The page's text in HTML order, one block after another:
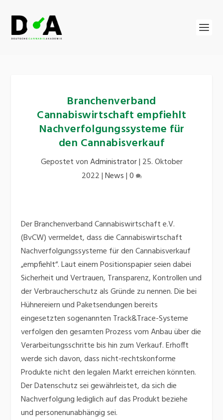
Branchenverband
Cannabiswirtschaft empfiehlt
Nachverfolgungssysteme für
den Cannabisverkauf
Gepostet vonAdministrator| 25. Oktober
2022|News|0
Der Branchenverband Cannabiswirtschaft e.V.
(BvCW) vermeldet, dass die Cannabiswirtschaft
Nachverfolgungssysteme für den Cannabisverkauf
„empfiehlt“. Laut einem Positionspapier seien dabei
Sicherheit und Vertrauen, Transparenz, Kontrollen und
der Verbraucherschutz als Gründe zu nennen. Die bei
Hühnereiern und Paketsendungen bereits
eingesetzten sogenannten Track&Trace-Systeme
verfolgen den gesamten Prozess vom Anbau über die
Verarbeitungsschritte bis hin zum Verkauf. Erhofft
werde sich davon, dass nicht-rechtskonforme
Produkte nicht den legalen Markt erreichen könnten.
Der Datenschutz sei gewährleistet, da sich die
Nachverfolgung lediglich auf das Produkt beziehe
und personenunabhängig sei.